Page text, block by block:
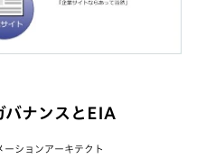
バナンスとEIA
ーションアーキテクト